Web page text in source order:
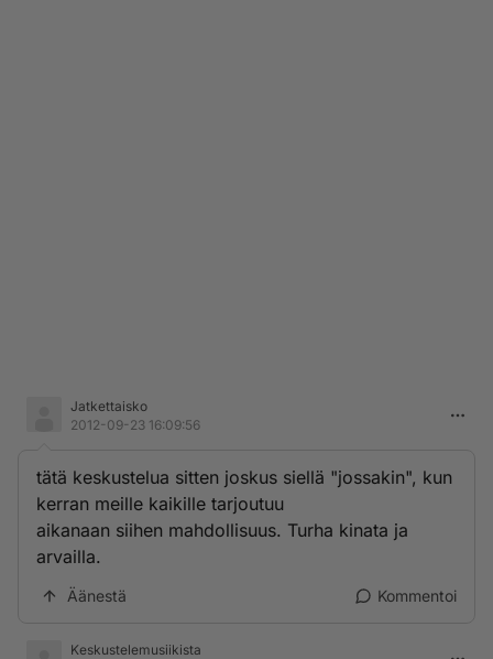
Jatkettaisko
2012-09-23 16:09:56
tätä keskustelua sitten joskus siellä "jossakin", kun
kerran meille kaikille tarjoutuu
aikanaan siihen mahdollisuus. Turha kinata ja
arvailla.
Äänestä Kommentoi
Keskustelemusiikista